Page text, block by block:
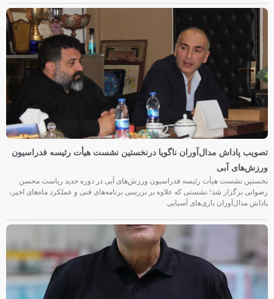
تصویب پاداش مدال‌آوران ناگویا درنخستین نشست هیأت رئیسه فدراسیون
ورزش‌های آبی
نخستین نشست هیأت رئیسه فدراسیون ورزش‌های آبی در دوره جدید ریاست محسن
رضوانی برگزار شد؛ نشستی که علاوه بر بررسی برنامه‌های فنی و عملکرد ماه‌های اخیر،
پاداش مدال‌آوران بازی‌های آسیایی